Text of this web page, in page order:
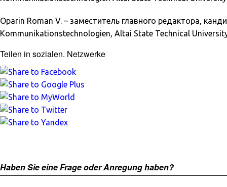
Oparin Roman V. – заместитель главного редактора,
Kommunikationstechnologien, Altai State Technical
Teilen in sozialen. Netzwerke
Haben Sie eine Frage oder Anregung haben?